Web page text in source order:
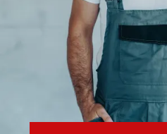
Dornseifer DNA
Referenzen
Stellenmarkt
Blog